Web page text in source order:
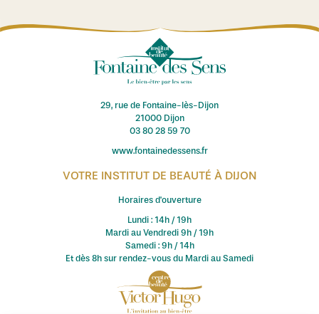
29, rue de Fontaine-lès-Dijon
21000 Dijon
03 80 28 59 70
www.fontainedessens.fr
VOTRE INSTITUT DE BEAUTÉ À DIJON
Horaires d'ouverture
Lundi : 14h / 19h
Mardi au Vendredi 9h / 19h
Samedi : 9h / 14h
Et dès 8h sur rendez-vous du Mardi au Samedi